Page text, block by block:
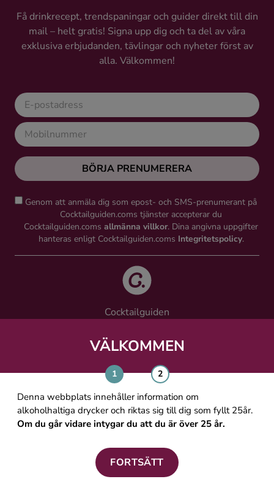
VÄLKOMMEN
Denna webbplats innehåller information om
alkoholhaltiga drycker och riktas sig till dig som fyllt 25år.
Om du går vidare intygar du att du är över 25 år.
FORTSÄTT
Få drinkrecept, trendspaningar och guider direkt till din
mail – helt gratis! Signa upp dig och ta del av våra
exklusiva erbjudanden, tävlingar och nyheter först av
alla. Välkommen!
BÖRJA PRENUMERERA
Genom att anmäla dig som epost- och SMS-prenumerant på
Cocktailguiden.coms tjänster accepterar du
Cocktailguiden.coms allmänna villkor. Dina angivna uppgifter
hanteras enligt Cocktailguiden.coms Integritetspolicy.
Cocktailguiden
Västra Järnvägsgatan 21, 111 64 Stockholm
ALLMÄNNA VILLKOR
PERSONUPPGIFTSPOLICY